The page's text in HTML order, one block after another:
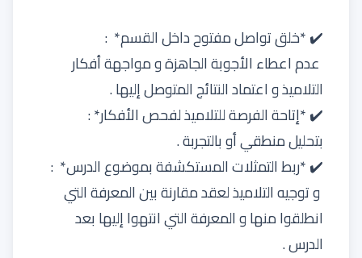
✔️ *خلق تواصل مفتوح داخل القسم* :
عدم اعطاء الأجوبة الجاهزة و مواجهة أفكار
التلاميذ و اعتماد النتائج المتوصل إليها .
✔️ *إتاحة الفرصة للتلاميذ لفحص الأفكار* :
بتحليل منطقي أو بالتجربة .
✔️ *ربط التمثلات المستكشفة بموضوع الدرس* :
و توجيه التلاميذ لعقد مقارنة بين المعرفة التي
انطلقوا منها و المعرفة التي انتهوا إليها بعد
الدرس .